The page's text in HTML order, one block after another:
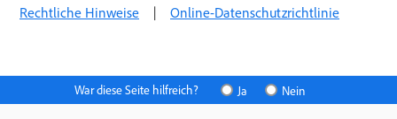
Rechtliche Hinweise | Online-Datenschutzrichtlinie
War diese Seite hilfreich? Ja Nein